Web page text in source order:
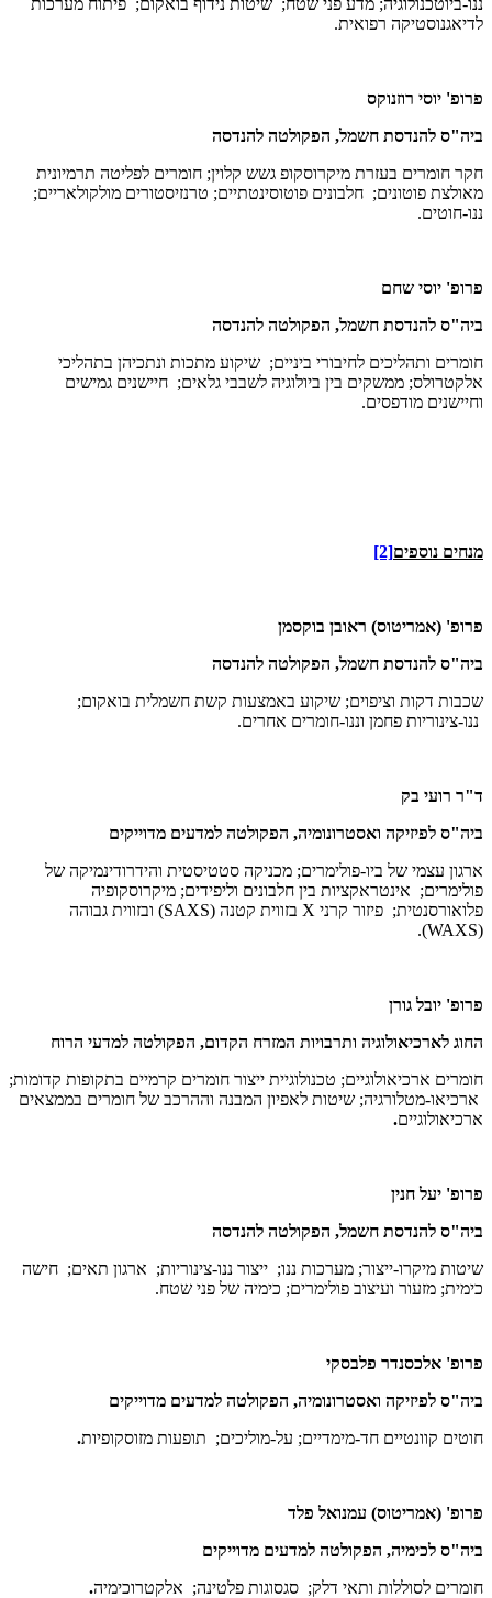
לדיאגנוסטיקה רפואית.
פרופ' יוסי רוזנוקס
ביה"ס להנדסת חשמל, הפקולטה להנדסה
חקר חומרים בעזרת מיקרוסקופ גשש קלוין; חומרים לפליטה תרמיונית
מאולצת פוטונים; חלבונים פוטוסינטתיים; טרנזיסטורים מולקולאריים;
ננו-חוטים.
פרופ' יוסי שחם
ביה"ס להנדסת חשמל, הפקולטה להנדסה
חומרים ותהליכים לחיבורי ביניים; שיקוע מתכות ונתכיהן בתהליכי
אלקטרולס; ממשקים בין ביולוגיה לשבבי גלאים; חיישנים גמישים
וחיישנים מודפסים.
מנחים נוספים[2]
פרופ' (אמריטוס) ראובן בוקסמן
ביה"ס להנדסת חשמל, הפקולטה להנדסה
שכבות דקות וציפוים; שיקוע באמצעות קשת חשמלית בואקום;
ננו-צינוריות פחמן וננו-חומרים אחרים.
ד"ר רועי בק
ביה"ס לפיזיקה ואסטרונומיה, הפקולטה למדעים מדוייקים
ארגון עצמי של ביו-פולימרים; מכניקה סטטיסטית והידרודינמיקה של
פולימרים; אינטראקציות בין חלבונים וליפידים; מיקרוסקופיה
פלואורסנטית; פיזור קרני X בזווית קטנה (SAXS) ובזווית גבוהה
(WAXS)
.
פרופ' יובל גורן
החוג לארכיאולוגיה ותרבויות המזרח הקדום, הפקולטה למדעי הרוח
חומרים ארכיאולוגיים; טכנולוגיית ייצור חומרים קרמיים בתקופות קדומות;
ארכיאו-מטלורגיה; שיטות לאפיון המבנה וההרכב של חומרים בממצאים
ארכיאולוגיים.
פרופ' יעל חנין
ביה"ס להנדסת חשמל, הפקולטה להנדסה
שיטות מיקרו-ייצור; מערכות ננו; ייצור ננו-צינוריות; ארגון תאים; חישה
כימית; מזעור ועיצוב פולימרים; כימיה של פני שטח.
פרופ' אלכסנדר פלבסקי
ביה"ס לפיזיקה ואסטרונומיה, הפקולטה למדעים מדוייקים
חוטים קוונטיים חד-מימדיים; על-מוליכים; תופעות מזוסקופיות.
פרופ' (אמריטוס) עמנואל פלד
ביה"ס לכימיה, הפקולטה למדעים מדוייקים
חומרים לסוללות ותאי דלק; סגסוגות פלטינה; אלקטרוכימיה.